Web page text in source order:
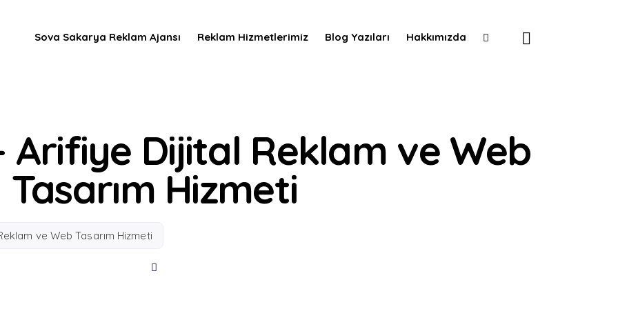
Dijital Pazarlama ve Reklam
SEO ve Web Tasarım
Medya Reklam Yönetimi
Sova Sakarya Reklam Ajansı Reklam Hizmetlerimiz Blog Yazıları Hakkımızda
Arifiye Dijital Reklam ve Web
Tasarım Hizmeti
ve Web Tasarım Hizmeti